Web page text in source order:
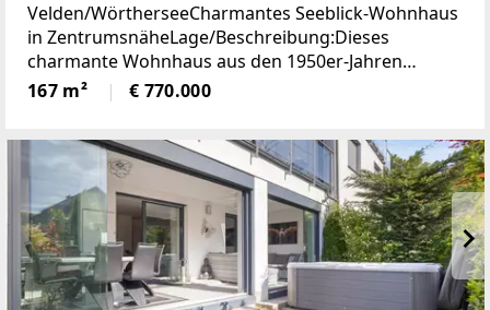
Velden/WörtherseeCharmantes Seeblick-Wohnhaus
in ZentrumsnäheLage/Beschreibung:Dieses
charmante Wohnhaus aus den 1950er-Jahren
vereint eine hervorragende Aussichtslage mit viel
Potenzial zur Verwirklichung individueller
167 m² € 770.000